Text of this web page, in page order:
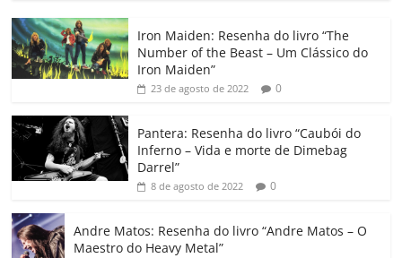
c
e
b
o
o
k
itt
er
at
s
A
p
e
dI
gl
e
Cl
a
ss
ro
o
p
y
Li
k
m
p
h
ar
Iron Maiden: Resenha do livro “The
Number of the Beast – Um Clássico do
Iron Maiden”
23 de agosto de 2022 0
Pantera: Resenha do livro “Caubói do
Inferno – Vida e morte de Dimebag
Darrel”
8 de agosto de 2022 0
Andre Matos: Resenha do livro “Andre Matos – O
Maestro do Heavy Metal”